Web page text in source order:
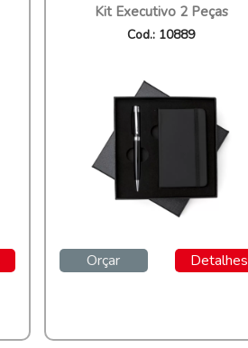
Kit Executivo 2 Peças
Cod.: 10889
Orçar Detalhes